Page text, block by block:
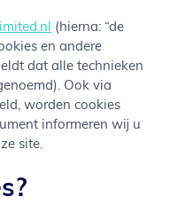
(hierna: “de
en andere
dat alle technieken
Ook via
worden cookies
informeren wij u
site.